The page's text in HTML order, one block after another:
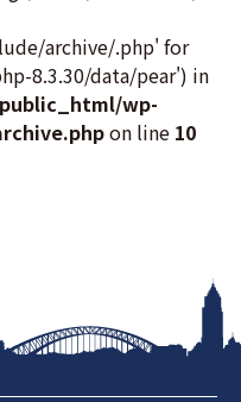
内 archive/.php' for
8.3.30/data/pear') in
wp-
on line 10